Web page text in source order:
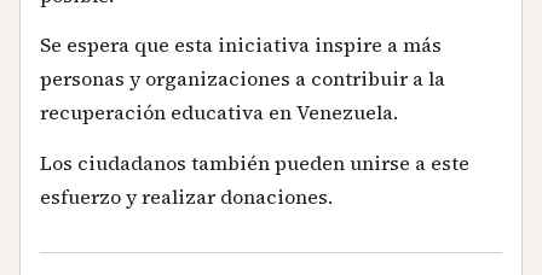
Se espera que esta iniciativa inspire a más
personas y organizaciones a contribuir a la
recuperación educativa en Venezuela.
Los ciudadanos también pueden unirse a este
esfuerzo y realizar donaciones.